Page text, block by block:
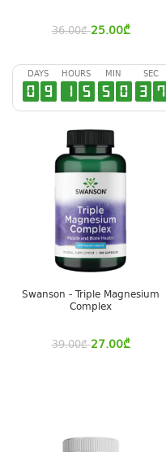
36.00₾ 25.00₾
DAYS
0 9
HOURS
1 5
MIN
5 0
SEC
3 6
Swanson - Triple Magnesium
Complex
39.00₾ 27.00₾